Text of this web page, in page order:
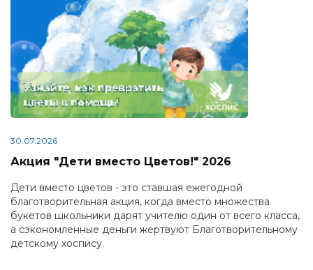
30.07.2026
Акция "Дети вместо Цветов!" 2026
Дети вместо цветов - это ставшая ежегодной
благотворительная акция, когда вместо множества
букетов школьники дарят учителю один от всего класса,
а сэкономленные деньги жертвуют Благотворительному
детскому хоспису.